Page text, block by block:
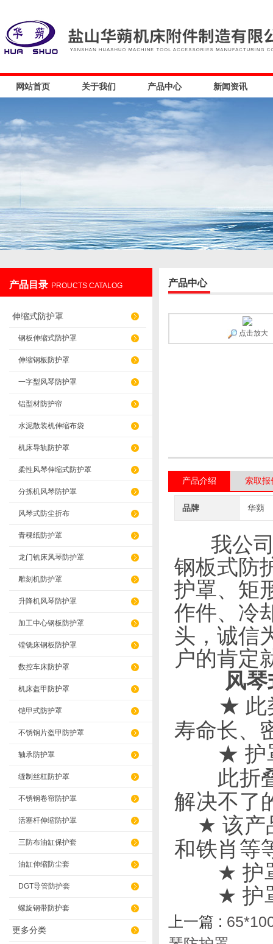
网站首页 关于我们 产品中心 新闻资讯
产品目录 PROUCTS CATALOG
伸缩式防护罩
钢板伸缩式防护罩
伸缩钢板防护罩
一字型风琴防护罩
铝型材防护帘
水泥散装机伸缩布袋
机床导轨防护罩
柔性风琴伸缩式防护罩
分拣机风琴防护罩
风琴式防尘折布
青稞纸防护罩
龙门铣床风琴防护罩
雕刻机防护罩
升降机风琴防护罩
加工中心钢板防护罩
镗铣床钢板防护罩
数控车床防护罩
机床盔甲防护罩
铠甲式防护罩
不锈钢片盔甲防护罩
轴承防护罩
缝制丝杠防护罩
不锈钢卷帘防护罩
活塞杆伸缩防护罩
三防布油缸保护套
油缸伸缩防尘套
DGT导管防护套
螺旋钢带防护套
更多分类
产品中心
点击放大
产品介绍 索取报
品牌 华蒴
我公
钢板式防
护罩、矩
作件、冷
头，诚信
户的肯定
风琴
★ 此
寿命长、
★ 护罩
此折叠
解决不了
★ 该产
和铁肖等
★ 护
★ 护
上一篇 :